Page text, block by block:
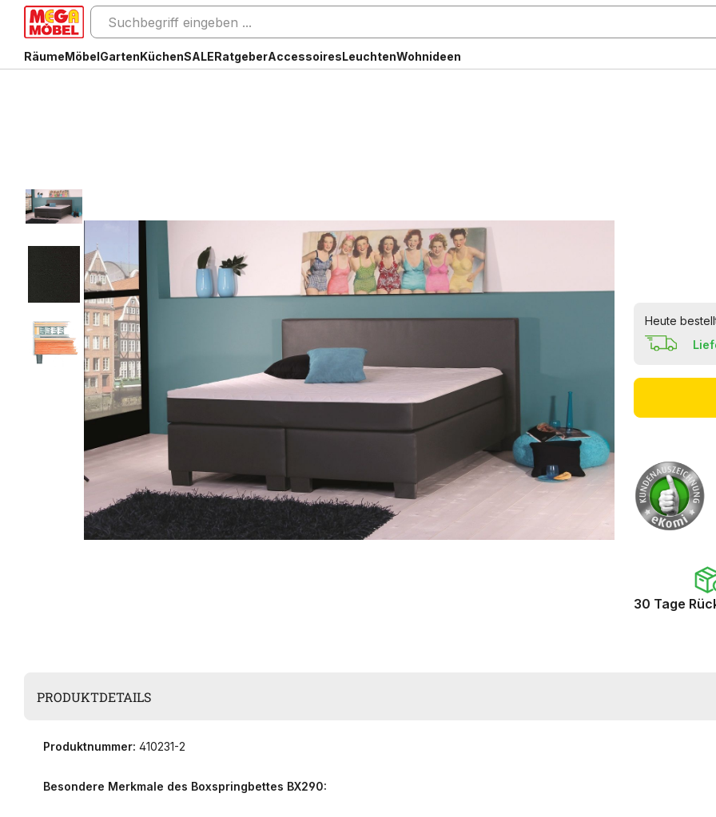
RäumeMöbelGartenKüchenSALERatgeberAccessoiresLeuchtenWohnideen
Heute
30 Tage
PRODUKTDETAILS
Produktnummer: 410231-2
Besondere Merkmale des Boxspringbettes BX290: